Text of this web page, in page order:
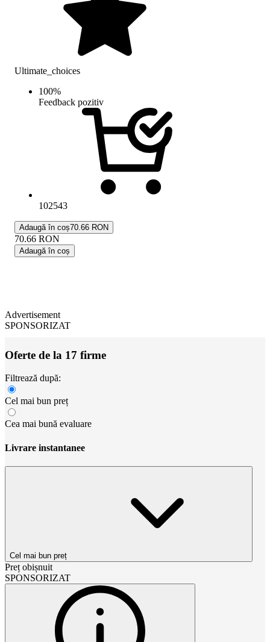
Ultimate_choices
100%
Feedback pozitiv
102543
Adaugă în coș70.66 RON
70.66 RON
Adaugă în coș
Advertisement
SPONSORIZAT
Oferte de la 17 firme
Filtrează după:
Cel mai bun preț
Cea mai bună evaluare
Livrare instantanee
Cel mai bun preț
Preț obișnuit
SPONSORIZAT